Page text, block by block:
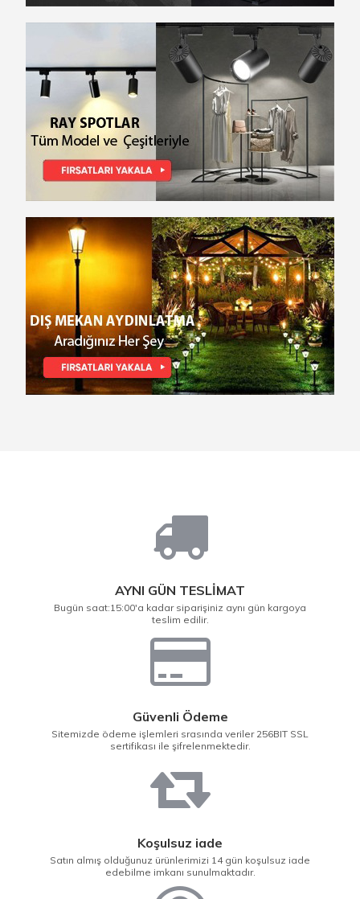
AYNI GÜN TESLİMAT
Bugün saat:15:00'a kadar siparişiniz aynı gün kargoya
teslim edilir.
Güvenli Ödeme
Sitemizde ödeme işlemleri srasında veriler 256BIT SSL
sertifikası ile şifrelenmektedir.
Koşulsuz iade
Satın almış olduğunuz ürünlerimizi 14 gün koşulsuz iade
edebilme imkanı sunulmaktadır.